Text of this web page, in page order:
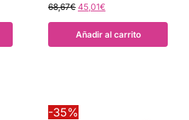
68,67€ 45,01€
Añadir al carrito
-35%